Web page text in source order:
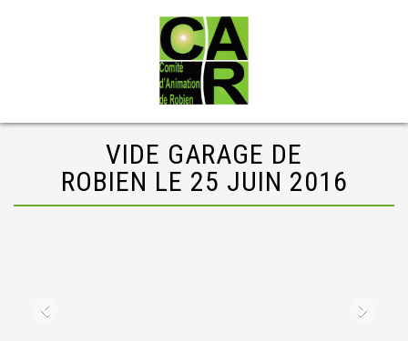
VIDE GARAGE DE
ROBIEN LE 25 JUIN 2016